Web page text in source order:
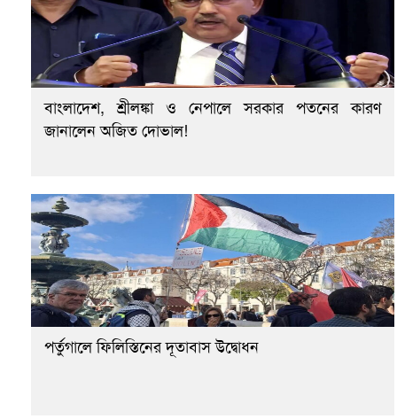
বাংলাদেশ, শ্রীলঙ্কা ও নেপালে সরকার পতনের কারণ
জানালেন অজিত দোভাল!
পর্তুগালে ফিলিস্তিনের দূতাবাস উদ্বোধন